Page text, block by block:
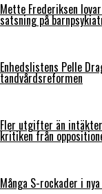
Mette Frederiksen
satsning på
Enhedslistens Pelle
tandvårdsreformen
Fler utgifter än
kritiken från
Många S-rockader i